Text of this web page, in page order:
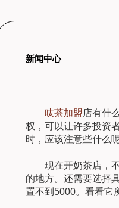
新闻中心
呔茶加盟 店有什
权，可以让许多投资
时，应该注意些什么
现在开奶茶店，不
的地方。还需要选择
置不到5000。看看它